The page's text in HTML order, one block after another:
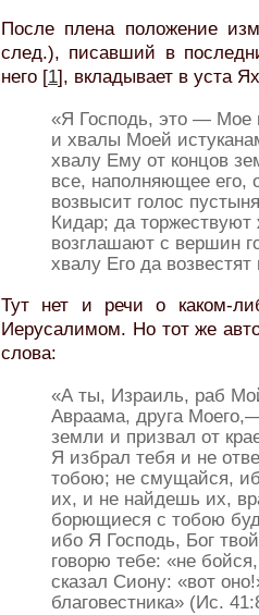
После плена положение
след.), писавший в
него [1], вкладывает в уста
«Я Господь, это —
и хвалы Моей
хвалу Ему от концов
все, наполняющее его,
возвысит голос
Кидар; да
возглашают с вершин
хвалу Его да
Тут нет и речи о каком-
Иерусалимом. Но тот же
слова:
«А ты, Израиль, раб
Авраама, друга
земли и призвал от
Я избрал тебя и не
тобою; не смущайся,
их, и не найдешь их,
борющиеся с тобою
ибо Я Господь, Бог
говорю тебе: «не
сказал Сиону: «вот
благовестника» (Ис.